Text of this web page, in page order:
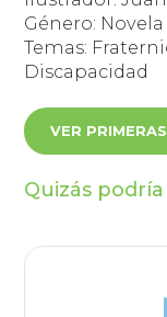
Género: Novela
Temas:
Discapacidad
VER
Quizás